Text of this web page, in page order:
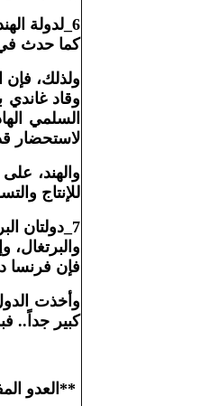
6_لدولة
كما حدث في
ولذلك، فإن
وقاد غاندي
السلمي
لاستحضار
والهند،
للإنتاج
فإن فرنسا
وأخذت
كبير جداً..
** العدو